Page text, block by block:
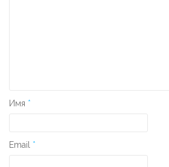
Имя *
Email *